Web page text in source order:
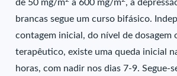
de 50 mg/m
a 600 mg/m , a
brancas segue um curso bifásico.
contagem inicial, do nível de dosagem
terapêutico, existe uma queda inicial
horas, com nadir nos dias 7-9. Segue-